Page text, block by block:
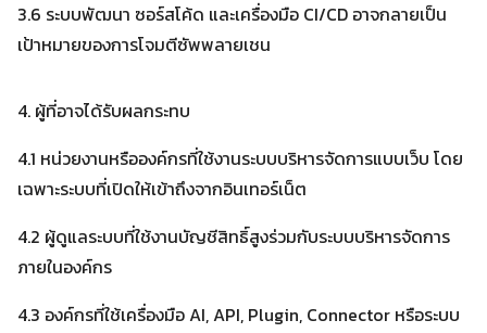
3.6 ระบบพัฒนา ซอร์สโค้ด และเครื่องมือ CI/CD อาจกลายเป็น
เป้าหมายของการโจมตีซัพพลายเชน
4. ผู้ที่อาจได้รับผลกระทบ
4.1 หน่วยงานหรือองค์กรที่ใช้งานระบบบริหารจัดการแบบเว็บ โดย
เฉพาะระบบที่เปิดให้เข้าถึงจากอินเทอร์เน็ต
4.2 ผู้ดูแลระบบที่ใช้งานบัญชีสิทธิ์สูงร่วมกับระบบบริหารจัดการ
ภายในองค์กร
4.3 องค์กรที่ใช้เครื่องมือ AI, API, Plugin, Connector หรือระบบ